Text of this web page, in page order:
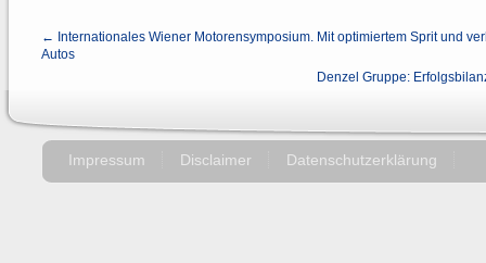
← Internationales Wiener Motorensymposium. Mit optimiertem Sprit und
Autos
Denzel Gruppe:
Impressum Disclaimer Datenschutzerklärung